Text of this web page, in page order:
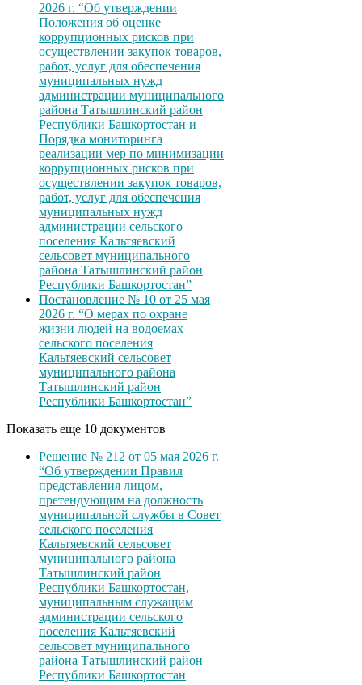
2026 г. “Об утверждении
Положения об оценке
коррупционных рисков при
осуществлении закупок товаров,
работ, услуг для обеспечения
муниципальных нужд
администрации муниципального
района Татышлинский район
Республики Башкортостан и
Порядка мониторинга
реализации мер по минимизации
коррупционных рисков при
осуществлении закупок товаров,
работ, услуг для обеспечения
муниципальных нужд
администрации сельского
поселения Кальтяевский
сельсовет муниципального
района Татышлинский район
Республики Башкортостан”
Постановление № 10 от 25 мая
2026 г. “О мерах по охране
жизни людей на водоемах
сельского поселения
Кальтяевский сельсовет
муниципального района
Татышлинский район
Республики Башкортостан”
Показать еще 10 документов
Решение № 212 от 05 мая 2026 г.
“Об утверждении Правил
представления лицом,
претендующим на должность
муниципальной службы в Совет
сельского поселения
Кальтяевский сельсовет
муниципального района
Татышлинский район
Республики Башкортостан,
муниципальным служащим
администрации сельского
поселения Кальтяевский
сельсовет муниципального
района Татышлинский район
Республики Башкортостан